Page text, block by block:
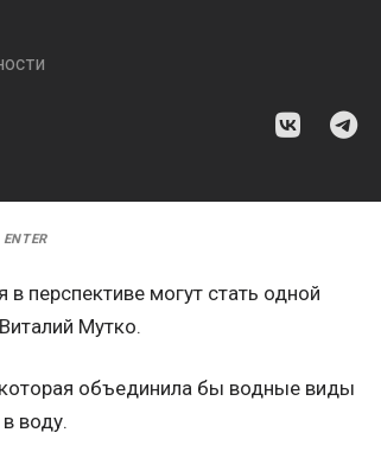
ENTER
перспективе могут стать одной
Мутко.
объединила бы водные виды
воду.